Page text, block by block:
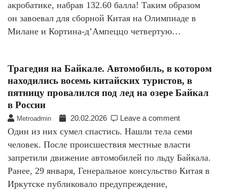
акробатике, набрав 132.60 балла! Таким образом
он завоевал для сборной Китая на Олимпиаде в
Милане и Кортина-д’Ампеццо четвертую…
Трагедия на Байкале. Автомобиль, в котором
находились восемь китайских туристов, в
пятницу провалился под лед на озере Байкал
в России
Metroadmin 20.02.2026 Leave a comment
Один из них сумел спастись. Нашли тела семи
человек. После происшествия местные власти
запретили движение автомобилей по льду Байкала.
Ранее, 29 января, Генеральное консульство Китая в
Иркутске публиковало предупреждение,